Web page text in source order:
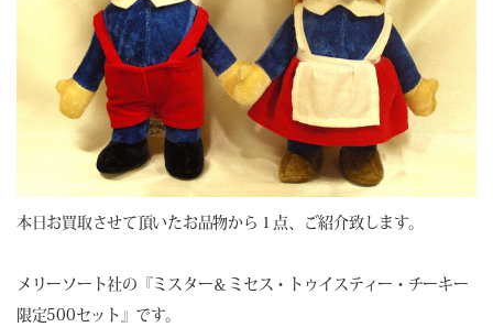
本日お買取させて頂いたお品物から１点、ご紹介致します。
メリーソート社の『ミスター＆ミセス・トゥイスティー・チーキー
限定500セット』です。